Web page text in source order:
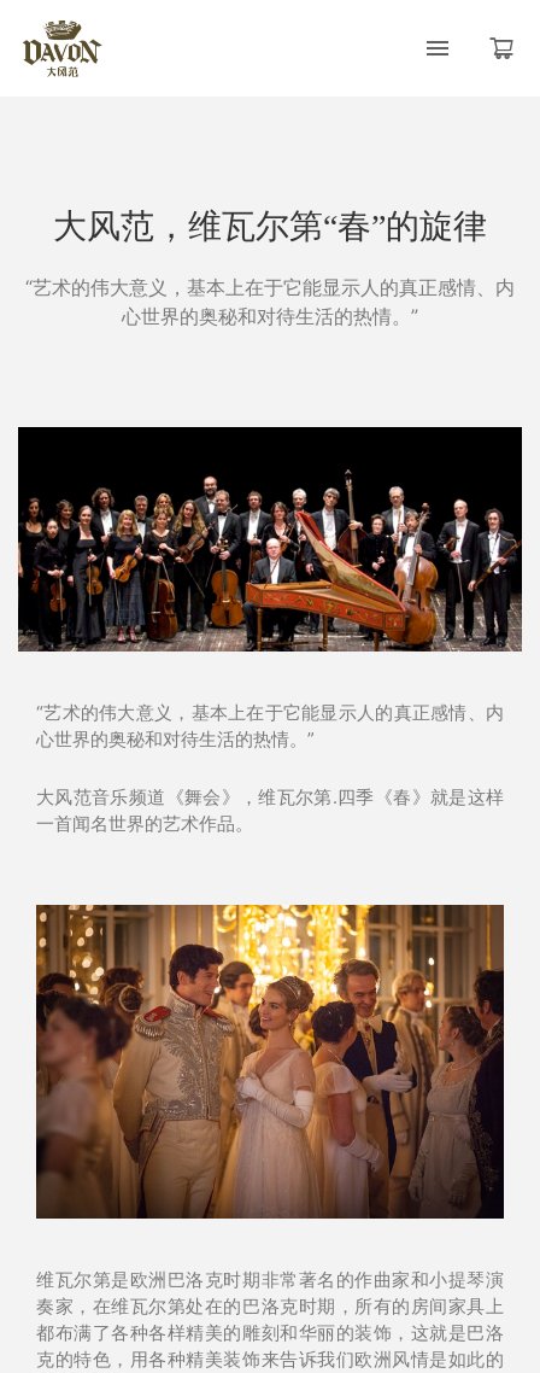
大风范，维瓦尔第“春”的旋律
“艺术的伟大意义，基本上在于它能显示人的真正感情、内
心世界的奥秘和对待生活的热情。”
“艺术的伟大意义，基本上在于它能显示人的真正感情、内
心世界的奥秘和对待生活的热情。”
大风范音乐频道《舞会》，维瓦尔第.四季《春》就是这样
一首闻名世界的艺术作品。
维瓦尔第是欧洲巴洛克时期非常著名的作曲家和小提琴演
奏家，在维瓦尔第处在的巴洛克时期，所有的房间家具上
都布满了各种各样精美的雕刻和华丽的装饰，这就是巴洛
克的特色，用各种精美装饰来告诉我们欧洲风情是如此的